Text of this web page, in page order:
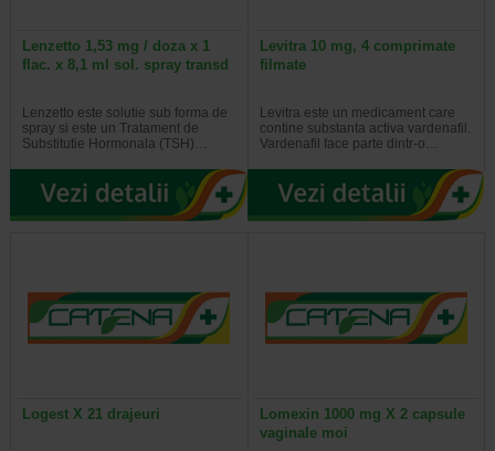
Lenzetto 1,53 mg / doza x 1
flac. x 8,1 ml sol. spray transd
Lenzetto este solutie sub forma de
spray si este un Tratament de
Substitutie Hormonala (TSH)…
Levitra 10 mg, 4 comprimate
filmate
Levitra este un medicament care
contine substanta activa vardenafil.
Vardenafil face parte dintr-o…
Logest X 21 drajeuri
Lomexin 1000 mg X 2 capsule
vaginale moi